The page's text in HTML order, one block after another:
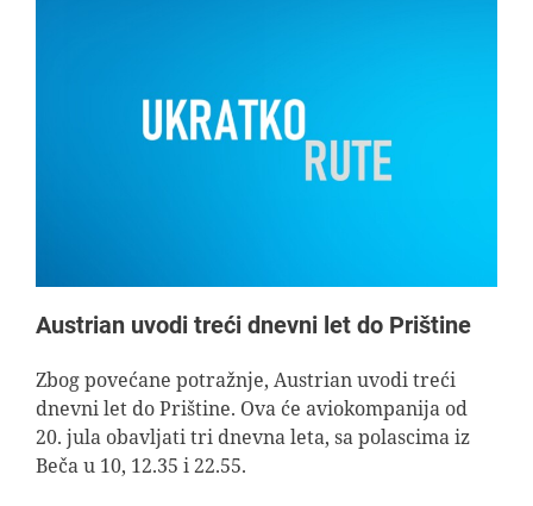
Austrian uvodi treći dnevni let do Prištine
Zbog povećane potražnje, Austrian uvodi treći
dnevni let do Prištine. Ova će aviokompanija od
20. jula obavljati tri dnevna leta, sa polascima iz
Beča u 10, 12.35 i 22.55.